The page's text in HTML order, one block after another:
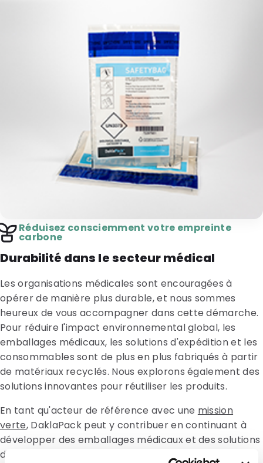
Réduisez consciemment votre empreinte
carbone
Durabilité dans le secteur médical
Les organisations médicales sont encouragées à
opérer de manière plus durable, et nous sommes
heureux de vous accompagner dans cette démarche.
Pour réduire l'impact environnemental global, les
emballages médicaux, les solutions d'expédition et les
consommables sont de plus en plus fabriqués à partir
de matériaux recyclés. Nous explorons également des
solutions innovantes pour réutiliser les produits.
En tant qu'acteur de référence avec une mission
verte, DaklaPack peut y contribuer en continuant à
développer des emballages médicaux et des solutions
d'expédition plus durables. Cela implique par exemple